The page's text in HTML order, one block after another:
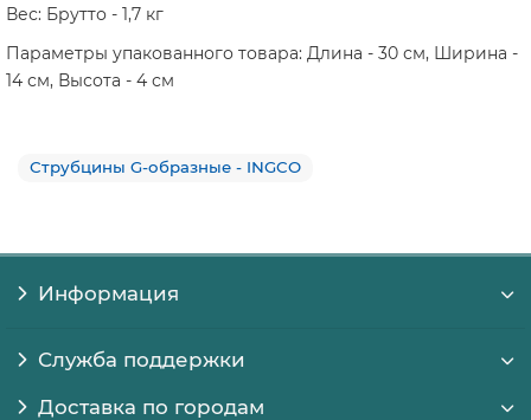
Вес: Брутто - 1,7 кг
Параметры упакованного товара: Длина - 30 см, Ширина -
14 см, Высота - 4 см
Струбцины G-образные - INGCO
Информация
Служба поддержки
Доставка по городам